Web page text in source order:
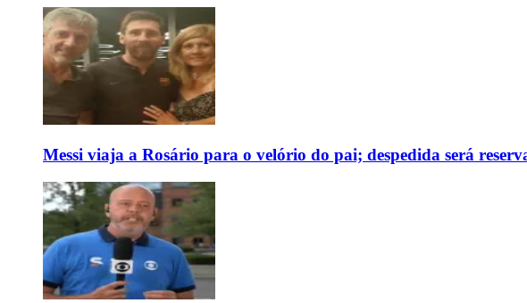
Messi viaja a Rosário para o velório do pai; despedida será